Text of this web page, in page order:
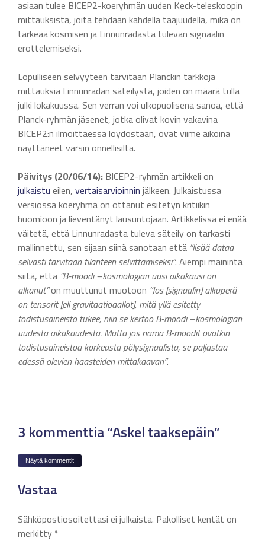
asiaan tulee BICEP2-koeryhmän uuden Keck-teleskoopin
mittauksista, joita tehdään kahdella taajuudella, mikä on
tärkeää kosmisen ja Linnunradasta tulevan signaalin
erottelemiseksi.
Lopulliseen selvyyteen tarvitaan Planckin tarkkoja
mittauksia Linnunradan säteilystä, joiden on määrä tulla
julki lokakuussa. Sen verran voi ulkopuolisena sanoa, että
Planck-ryhmän jäsenet, jotka olivat kovin vakavina
BICEP2:n ilmoittaessa löydöstään, ovat viime aikoina
näyttäneet varsin onnellisilta.
Päivitys (20/06/14): BICEP2-ryhmän artikkeli on
julkaistu eilen, vertaisarvioinnin jälkeen. Julkaistussa
versiossa koeryhmä on ottanut esitetyn kritiikin
huomioon ja lieventänyt lausuntojaan. Artikkelissa ei enää
väitetä, että Linnunradasta tuleva säteily on tarkasti
mallinnettu, sen sijaan siinä sanotaan että ”lisää dataa
selvästi tarvitaan tilanteen selvittämiseksi”. Aiempi maininta
siitä, että ”B-moodi –kosmologian uusi aikakausi on
alkanut”on muuttunut muotoon ”Jos [signaalin] alkuperä
on tensorit [eli gravitaatioaallot], mitä yllä esitetty
todistusaineisto tukee, niin se kertoo B-moodi –kosmologian
uudesta aikakaudesta. Mutta jos nämä B-moodit ovatkin
todistusaineistoa korkeasta pölysignaalista, se paljastaa
edessä olevien haasteiden mittakaavan”.
3 kommenttia “Askel taaksepäin”
Näytä kommentit
Vastaa
Sähköpostiosoitettasi ei julkaista. Pakolliset kentät on
merkitty *